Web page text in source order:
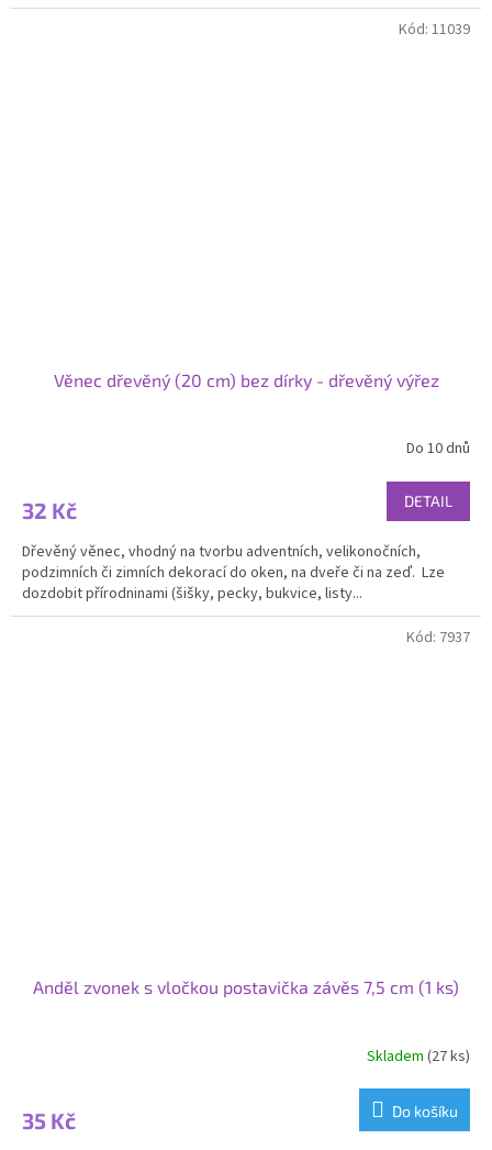
Věnec dřevěný (20 cm) bez dírky - dřevěný výřez
Do 10 dnů
32 Kč DETAIL
Dřevěný věnec, vhodný na tvorbu adventních, velikonočních,
podzimních či zimních dekorací do oken, na dveře či na zeď. Lze
dozdobit přírodninami (šišky, pecky, bukvice, listy...
Kód: 11039
Anděl zvonek s vločkou postavička závěs 7,5 cm (1 ks)
Skladem (27 ks)
35 Kč Do košíku
Kód: 7937